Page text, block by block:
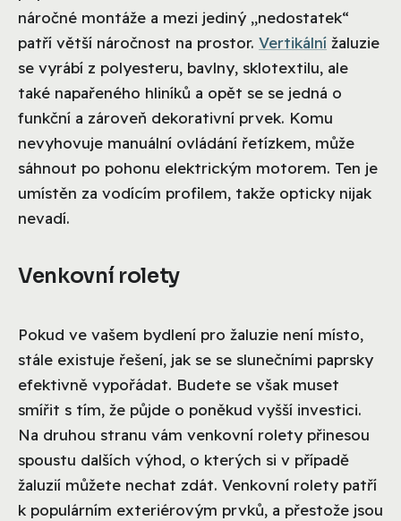
náročné montáže a mezi jediný „nedostatek“
patří větší náročnost na prostor. Vertikální žaluzie
se vyrábí z polyesteru, bavlny, sklotextilu, ale
také napařeného hliníků a opět se se jedná o
funkční a zároveň dekorativní prvek. Komu
nevyhovuje manuální ovládání řetízkem, může
sáhnout po pohonu elektrickým motorem. Ten je
umístěn za vodícím profilem, takže opticky nijak
nevadí.
Venkovní rolety
Pokud ve vašem bydlení pro žaluzie není místo,
stále existuje řešení, jak se se slunečními paprsky
efektivně vypořádat. Budete se však muset
smířit s tím, že půjde o poněkud vyšší investici.
Na druhou stranu vám venkovní rolety přinesou
spoustu dalších výhod, o kterých si v případě
žaluzií můžete nechat zdát. Venkovní rolety patří
k populárním exteriérovým prvků, a přestože jsou